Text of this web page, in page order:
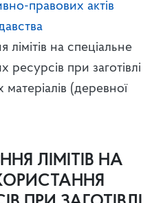
правових актів
на спеціальне
ресурсів при заготівлі
(деревної
ЛІМІТІВ НА